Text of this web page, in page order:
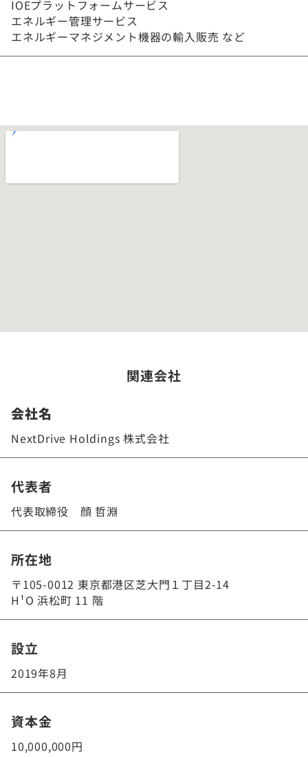
IOEプラットフォームサービス
エネルギー管理サービス
エネルギーマネジメント機器の輸入販売 など
関連会社
会社名
NextDrive Holdings 株式会社
代表者
代表取締役 顔 哲淵
所在地
〒105-0012 東京都港区芝大門１丁目2-14
H¹O 浜松町 11 階
設立
2019年8月
資本金
10,000,000円